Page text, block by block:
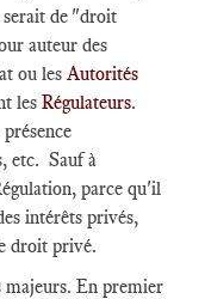
de "droit
auteur des
ou les Autorités
les Régulateurs.
etc. Sauf à
parce qu'il
intérêts privés,
droit privé.
majeurs. En premier